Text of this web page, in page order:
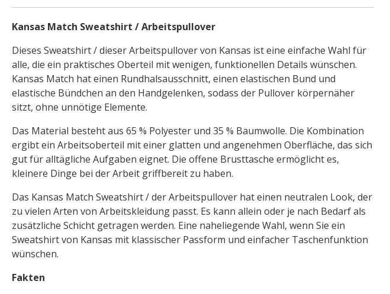
Kansas Match Sweatshirt / Arbeitspullover
Dieses Sweatshirt / dieser Arbeitspullover von Kansas ist eine einfache Wahl für
alle, die ein praktisches Oberteil mit wenigen, funktionellen Details wünschen.
Kansas Match hat einen Rundhalsausschnitt, einen elastischen Bund und
elastische Bündchen an den Handgelenken, sodass der Pullover körpernäher
sitzt, ohne unnötige Elemente.
Das Material besteht aus 65 % Polyester und 35 % Baumwolle. Die Kombination
ergibt ein Arbeitsoberteil mit einer glatten und angenehmen Oberfläche, das sich
gut für alltägliche Aufgaben eignet. Die offene Brusttasche ermöglicht es,
kleinere Dinge bei der Arbeit griffbereit zu haben.
Das Kansas Match Sweatshirt / der Arbeitspullover hat einen neutralen Look, der
zu vielen Arten von Arbeitskleidung passt. Es kann allein oder je nach Bedarf als
zusätzliche Schicht getragen werden. Eine naheliegende Wahl, wenn Sie ein
Sweatshirt von Kansas mit klassischer Passform und einfacher Taschenfunktion
wünschen.
Fakten